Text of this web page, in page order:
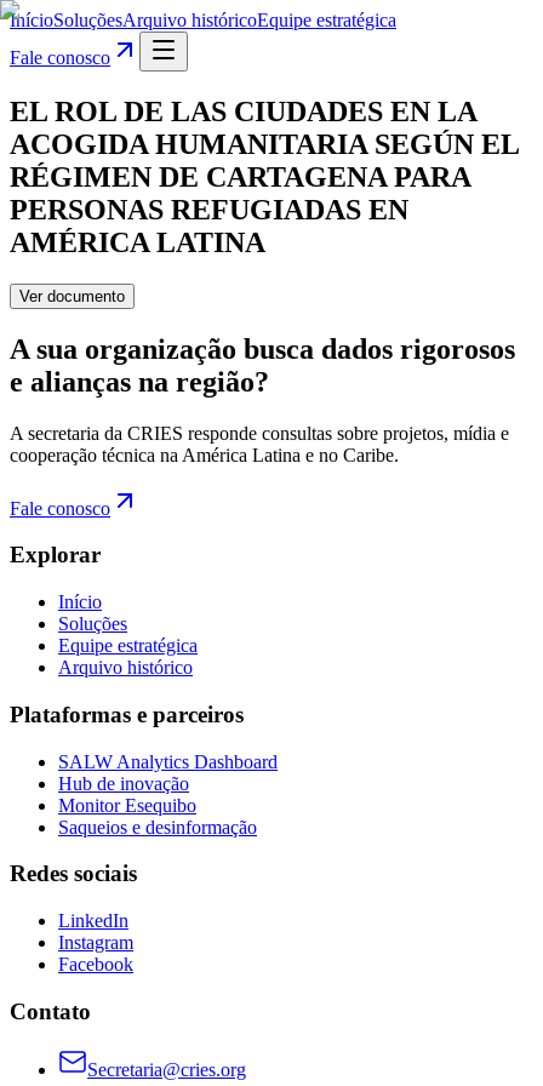
InícioSoluçõesArquivo históricoEquipe estratégica
Fale conosco
EL ROL DE LAS CIUDADES EN LA
ACOGIDA HUMANITARIA SEGÚN EL
RÉGIMEN DE CARTAGENA PARA
PERSONAS REFUGIADAS EN
AMÉRICA LATINA
Ver documento
A sua organização busca dados rigorosos
e alianças na região?
A secretaria da CRIES responde consultas sobre projetos, mídia e
cooperação técnica na América Latina e no Caribe.
Fale conosco
Explorar
Início
Soluções
Equipe estratégica
Arquivo histórico
Plataformas e parceiros
SALW Analytics Dashboard
Hub de inovação
Monitor Esequibo
Saqueios e desinformação
Redes sociais
LinkedIn
Instagram
Facebook
Contato
Secretaria@cries.org